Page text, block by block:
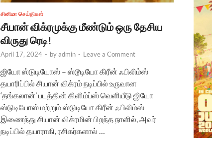
சினிமா செய்திகள்
சீயான் விக்ரமுக்கு மீண்டும் ஒரு தேசிய
விருது ரெடி!
April 17, 2024 - byadmin - Leave a Comment
ஜியோ ஸ்டுடியோஸ் – ஸ்டூடியோ கிரீன் ஃபிலிம்ஸ்
தயாரிப்பில் சியான் விக்ரம் நடிப்பில் உருவான
‘தங்கலான்’ படத்தின் கிளிம்ப்ஸ் வெளியீடு ஜியோ
ஸ்டுடியோஸ் மற்றும் ஸ்டுடியோ கிரீன் ஃபிலிம்ஸ்
இணைந்து சியான் விக்ரமின் பிறந்த நாளில், அவர்
நடிப்பில் தயாராகி, ரசிகர்களால் …